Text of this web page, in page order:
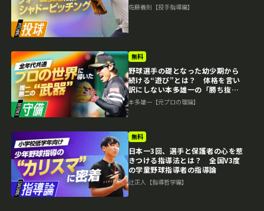
佐藤義則【投手指導編】
無料
野球選手の礎となった幼少期から
続ける“遊び”とは？ 体格を言い
訳にしない本多雄一の「勝ち抜
く」思考
本多雄一【元プロの理論】
無料
日本一3回、選手と保護者の心を惹
きつける指導法とは？ 全国V3度
の学童野球指導者の指導論
辻正人【指導哲学編】